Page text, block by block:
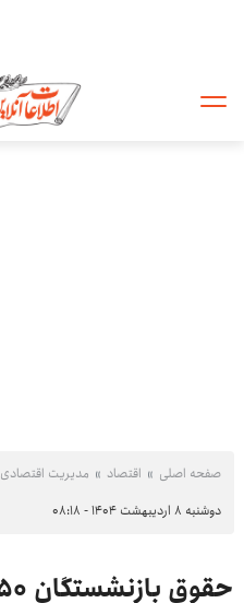
صفحه اصلی اقتصاد مدیریت اقتصادی
دوشنبه ۸ اردیبهشت ۱۴۰۴ - ۰۸:۱۸